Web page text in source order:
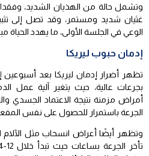
وتشمل حالة من الهذيان الشديد،
غثيان شديد ومستمر، وقد تصل إلى
الوعي في الجلسة الأولى، ما يهدد الحياة
إدمان حبوب ليريكا
تظهر أضرار إدمان ليريكا بعد
بجرعات عالية، حيث يتغير آلية عمل
أمراض مزمنة نتيجة الاعتماد الجسدي
الجرعة باستمرار للحصول على نفس
وتظهر أيضًا أعراض انسحاب مثل الآلام